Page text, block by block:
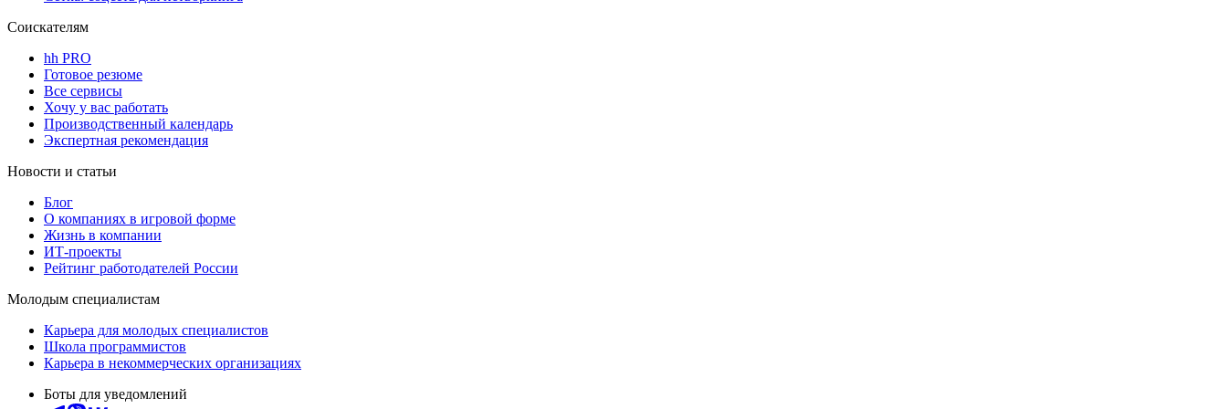
Соискателям
hh PRO
Готовое резюме
Все сервисы
Хочу у вас работать
Производственный календарь
Экспертная рекомендация
Новости и статьи
Блог
О компаниях в игровой форме
Жизнь в компании
ИТ-проекты
Рейтинг работодателей России
Молодым специалистам
Карьера для молодых специалистов
Школа программистов
Карьера в некоммерческих организациях
Боты для уведомлений